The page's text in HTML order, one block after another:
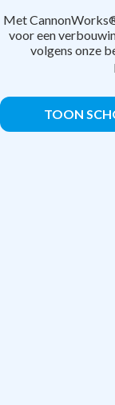
Met
voor een
volgens onze
TOON